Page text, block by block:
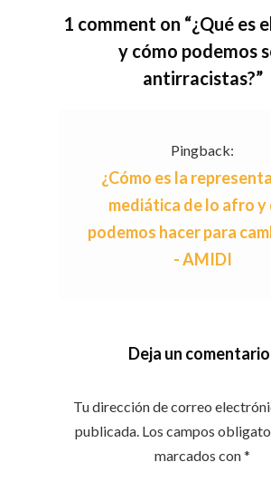
1 comment on “¿Qué es
y cómo podemos
antirracistas?”
Pingback:
¿Cómo es la
mediática de lo afro y
podemos hacer para
- AMIDI
Deja un comentario
Tu dirección de correo
publicada. Los campos
marcados con*